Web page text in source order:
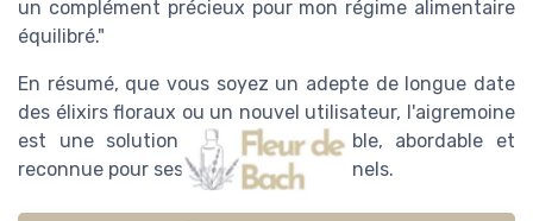
un complément précieux pour mon régime alimentaire
équilibré."
En résumé, que vous soyez un adepte de longue date
des élixirs floraux ou un nouvel utilisateur, l'aigremoine
est une solution naturelle accessible, abordable et
reconnue pour ses bénéfices émotionnels.